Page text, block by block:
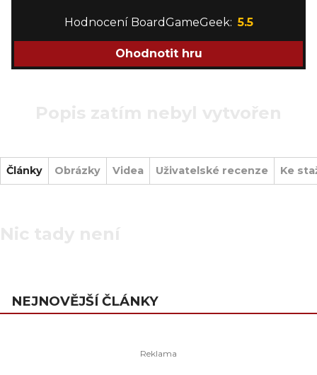
Hodnocení BoardGameGeek: 5.5
Ohodnotit hru
Články Obrázky Videa Uživatelské recenze Ke
NEJNOVĚJŠÍ ČLÁNKY